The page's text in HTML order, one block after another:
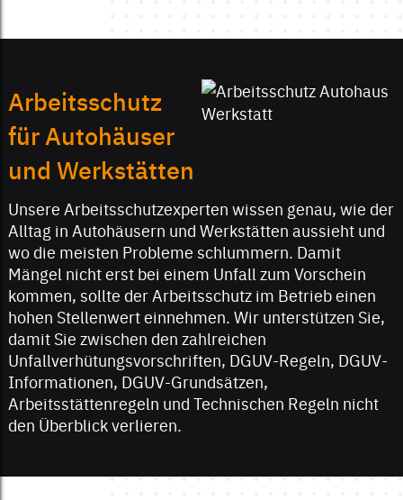
Arbeitsschutz
für Autohäuser
und Werkstätten
Unsere Arbeitsschutzexperten wissen genau, wie der
Alltag in Autohäusern und Werkstätten aussieht und
wo die meisten Probleme schlummern. Damit
Mängel nicht erst bei einem Unfall zum Vorschein
kommen, sollte der Arbeitsschutz im Betrieb einen
hohen Stellenwert einnehmen. Wir unterstützen Sie,
damit Sie zwischen den zahlreichen
Unfallverhütungsvorschriften, DGUV-Regeln, DGUV-
Informationen, DGUV-Grundsätzen,
Arbeitsstättenregeln und Technischen Regeln nicht
den Überblick verlieren.